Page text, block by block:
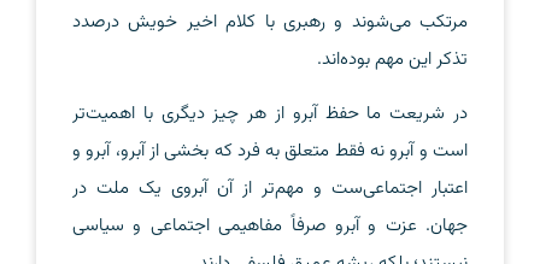
مرتکب می‌شوند و رهبری با کلام اخیر خویش درصدد
تذکر این مهم بوده‌اند.
در شریعت ما حفظ آبرو از هر چیز دیگری با اهمیت‌تر
است و آبرو نه فقط متعلق به فرد که بخشی از آبرو، آبرو و
اعتبار اجتماعی‌ست و مهم‌تر از آن آبروی یک ملت در
جهان. عزت و آبرو صرفاً مفاهیمی اجتماعی و سیاسی